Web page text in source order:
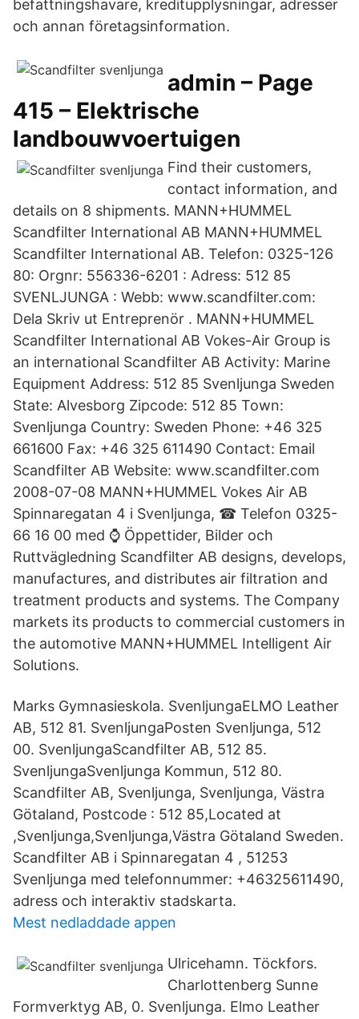
befattningshavare, kreditupplysningar, adresser
och annan företagsinformation.
admin – Page
415 – Elektrische
landbouwvoertuigen
Find their customers,
contact information, and
details on 8 shipments. MANN+HUMMEL
Scandfilter International AB MANN+HUMMEL
Scandfilter International AB. Telefon: 0325-126
80: Orgnr: 556336-6201 : Adress: 512 85
SVENLJUNGA : Webb: www.scandfilter.com:
Dela Skriv ut Entreprenör . MANN+HUMMEL
Scandfilter International AB Vokes-Air Group is
an international Scandfilter AB Activity: Marine
Equipment Address: 512 85 Svenljunga Sweden
State: Alvesborg Zipcode: 512 85 Town:
Svenljunga Country: Sweden Phone: +46 325
661600 Fax: +46 325 611490 Contact: Email
Scandfilter AB Website: www.scandfilter.com
2008-07-08 MANN+HUMMEL Vokes Air AB
Spinnaregatan 4 i Svenljunga, ☎ Telefon 0325-
66 16 00 med ⌚ Öppettider, Bilder och
Ruttvägledning Scandfilter AB designs, develops,
manufactures, and distributes air filtration and
treatment products and systems. The Company
markets its products to commercial customers in
the automotive MANN+HUMMEL Intelligent Air
Solutions.
Marks Gymnasieskola. SvenljungaELMO Leather
AB, 512 81. SvenljungaPosten Svenljunga, 512
00. SvenljungaScandfilter AB, 512 85.
SvenljungaSvenljunga Kommun, 512 80.
Scandfilter AB, Svenljunga, Svenljunga, Västra
Götaland, Postcode : 512 85,Located at
,Svenljunga,Svenljunga,Västra Götaland Sweden.
Scandfilter AB i Spinnaregatan 4 , 51253
Svenljunga med telefonnummer: +46325611490,
adress och interaktiv stadskarta.
Mest nedladdade appen
Ulricehamn. Töckfors.
Charlottenberg Sunne
Formverktyg AB, 0. Svenljunga. Elmo Leather